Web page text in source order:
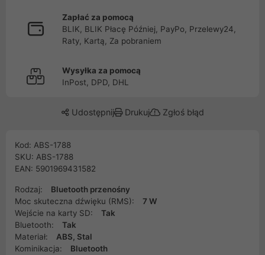
Zapłać za pomocą
BLIK, BLIK Płacę Później, PayPo, Przelewy24,
Raty, Kartą, Za pobraniem
Wysyłka za pomocą
InPost, DPD, DHL
Udostępnij Drukuj Zgłoś błąd
Kod: ABS-1788
SKU: ABS-1788
EAN: 5901969431582
Rodzaj:
Bluetooth przenośny
Moc skuteczna dźwięku (RMS):
7 W
Wejście na karty SD:
Tak
Bluetooth:
Tak
Materiał:
ABS, Stal
Kominikacja:
Bluetooth